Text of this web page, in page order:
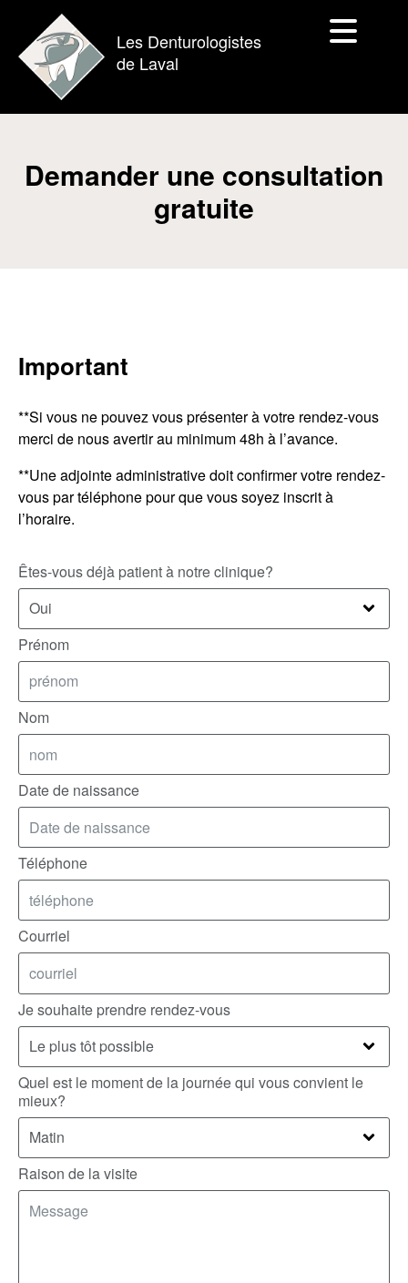
Les Denturologistes
de Laval
Demander une consultation
gratuite
Important
**Si vous ne pouvez vous présenter à votre rendez-vous
merci de nous avertir au minimum 48h à l’avance.
**Une adjointe administrative doit confirmer votre rendez-
vous par téléphone pour que vous soyez inscrit à
l’horaire.
Êtes-vous déjà patient à notre clinique?
Prénom
Nom
Date de naissance
Téléphone
Courriel
Je souhaite prendre rendez-vous
Quel est le moment de la journée qui vous convient le
mieux?
Raison de la visite